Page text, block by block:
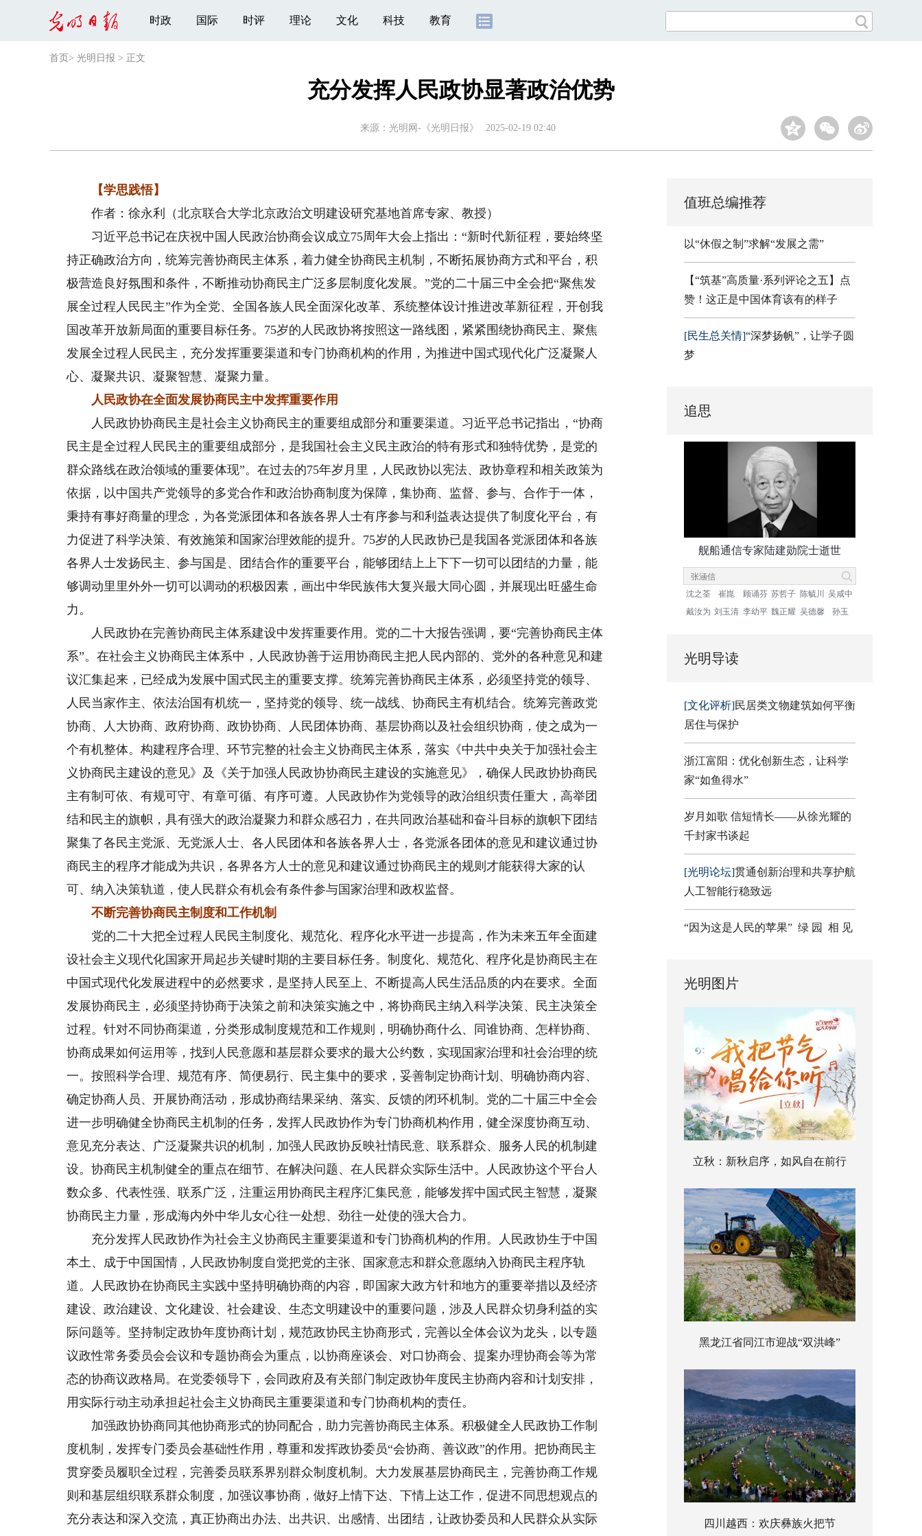
时政 国际 时评 理论 文化 科技 教育
首页 > 光明日报 > 正文
充分发挥人民政协显著政治优势
来源： 光明网-《光明日报》 2025-02-19 02:40
【学思践悟】
作者：徐永利（北京联合大学北京政治文明建设研究基地首席专家、教授）
习近平总书记在庆祝中国人民政治协商会议成立75周年大会上指出：“新时代新征程，要始终坚
持正确政治方向，统筹完善协商民主体系，着力健全协商民主机制，不断拓展协商方式和平台，积
极营造良好氛围和条件，不断推动协商民主广泛多层制度化发展。”党的二十届三中全会把“聚焦发
展全过程人民民主”作为全党、全国各族人民全面深化改革、系统整体设计推进改革新征程，开创我
国改革开放新局面的重要目标任务。75岁的人民政协将按照这一路线图，紧紧围绕协商民主、聚焦
发展全过程人民民主，充分发挥重要渠道和专门协商机构的作用，为推进中国式现代化广泛凝聚人
心、凝聚共识、凝聚智慧、凝聚力量。
人民政协在全面发展协商民主中发挥重要作用
人民政协协商民主是社会主义协商民主的重要组成部分和重要渠道。习近平总书记指出，“协商
民主是全过程人民民主的重要组成部分，是我国社会主义民主政治的特有形式和独特优势，是党的
群众路线在政治领域的重要体现”。在过去的75年岁月里，人民政协以宪法、政协章程和相关政策为
依据，以中国共产党领导的多党合作和政治协商制度为保障，集协商、监督、参与、合作于一体，
秉持有事好商量的理念，为各党派团体和各族各界人士有序参与和利益表达提供了制度化平台，有
力促进了科学决策、有效施策和国家治理效能的提升。75岁的人民政协已是我国各党派团体和各族
各界人士发扬民主、参与国是、团结合作的重要平台，能够团结上上下下一切可以团结的力量，能
够调动里里外外一切可以调动的积极因素，画出中华民族伟大复兴最大同心圆，并展现出旺盛生命
力。
人民政协在完善协商民主体系建设中发挥重要作用。党的二十大报告强调，要“完善协商民主体
系”。在社会主义协商民主体系中，人民政协善于运用协商民主把人民内部的、党外的各种意见和建
议汇集起来，已经成为发展中国式民主的重要支撑。统筹完善协商民主体系，必须坚持党的领导、
人民当家作主、依法治国有机统一，坚持党的领导、统一战线、协商民主有机结合。统筹完善政党
协商、人大协商、政府协商、政协协商、人民团体协商、基层协商以及社会组织协商，使之成为一
个有机整体。构建程序合理、环节完整的社会主义协商民主体系，落实《中共中央关于加强社会主
义协商民主建设的意见》及《关于加强人民政协协商民主建设的实施意见》，确保人民政协协商民
主有制可依、有规可守、有章可循、有序可遵。人民政协作为党领导的政治组织责任重大，高举团
结和民主的旗帜，具有强大的政治凝聚力和群众感召力，在共同政治基础和奋斗目标的旗帜下团结
聚集了各民主党派、无党派人士、各人民团体和各族各界人士，各党派各团体的意见和建议通过协
商民主的程序才能成为共识，各界各方人士的意见和建议通过协商民主的规则才能获得大家的认
可、纳入决策轨道，使人民群众有机会有条件参与国家治理和政权监督。
不断完善协商民主制度和工作机制
党的二十大把全过程人民民主制度化、规范化、程序化水平进一步提高，作为未来五年全面建
设社会主义现代化国家开局起步关键时期的主要目标任务。制度化、规范化、程序化是协商民主在
中国式现代化发展进程中的必然要求，是坚持人民至上、不断提高人民生活品质的内在要求。全面
发展协商民主，必须坚持协商于决策之前和决策实施之中，将协商民主纳入科学决策、民主决策全
过程。针对不同协商渠道，分类形成制度规范和工作规则，明确协商什么、同谁协商、怎样协商、
协商成果如何运用等，找到人民意愿和基层群众要求的最大公约数，实现国家治理和社会治理的统
一。按照科学合理、规范有序、简便易行、民主集中的要求，妥善制定协商计划、明确协商内容、
确定协商人员、开展协商活动，形成协商结果采纳、落实、反馈的闭环机制。党的二十届三中全会
进一步明确健全协商民主机制的任务，发挥人民政协作为专门协商机构作用，健全深度协商互动、
意见充分表达、广泛凝聚共识的机制，加强人民政协反映社情民意、联系群众、服务人民的机制建
设。协商民主机制健全的重点在细节、在解决问题、在人民群众实际生活中。人民政协这个平台人
数众多、代表性强、联系广泛，注重运用协商民主程序汇集民意，能够发挥中国式民主智慧，凝聚
协商民主力量，形成海内外中华儿女心往一处想、劲往一处使的强大合力。
充分发挥人民政协作为社会主义协商民主重要渠道和专门协商机构的作用。人民政协生于中国
本土、成于中国国情，人民政协制度自觉把党的主张、国家意志和群众意愿纳入协商民主程序轨
道。人民政协在协商民主实践中坚持明确协商的内容，即国家大政方针和地方的重要举措以及经济
建设、政治建设、文化建设、社会建设、生态文明建设中的重要问题，涉及人民群众切身利益的实
际问题等。坚持制定政协年度协商计划，规范政协民主协商形式，完善以全体会议为龙头，以专题
议政性常务委员会会议和专题协商会为重点，以协商座谈会、对口协商会、提案办理协商会等为常
态的协商议政格局。在党委领导下，会同政府及有关部门制定政协年度民主协商内容和计划安排，
用实际行动主动承担起社会主义协商民主重要渠道和专门协商机构的责任。
加强政协协商同其他协商形式的协同配合，助力完善协商民主体系。积极健全人民政协工作制
度机制，发挥专门委员会基础性作用，尊重和发挥政协委员“会协商、善议政”的作用。把协商民主
贯穿委员履职全过程，完善委员联系界别群众制度机制。大力发展基层协商民主，完善协商工作规
则和基层组织联系群众制度，加强议事协商，做好上情下达、下情上达工作，促进不同思想观点的
充分表达和深入交流，真正协商出办法、出共识、出感情、出团结，让政协委员和人民群众从实际
值班总编推荐
以“休假之制”求解“发展之需”
【“筑基”高质量·系列评论之五】点
赞！这正是中国体育该有的样子
[民生总关情]“深梦扬帆”，让学子圆
梦
追思
舰船通信专家陆建勋院士逝世
沈之荃 崔崑 顾诵芬 苏哲子 陈毓川
吴咸中
戴汝为 刘玉清 李幼平 魏正耀 吴德馨 孙玉
光明导读
[文化评析]民居类文物建筑如何平衡
居住与保护
浙江富阳：优化创新生态，让科学
家“如鱼得水”
岁月如歌 信短情长——从徐光耀的
千封家书谈起
[光明论坛]贯通创新治理和共享护航
人工智能行稳致远
“因为这是人民的苹果” 绿 园 相 见
光明图片
立秋：新秋启序，如风自在前行
黑龙江省同江市迎战“双洪峰”
四川越西：欢庆彝族火把节